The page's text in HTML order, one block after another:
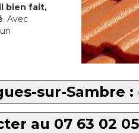
bien fait,
. Avec
sur-Sambre :
au 07 63 02